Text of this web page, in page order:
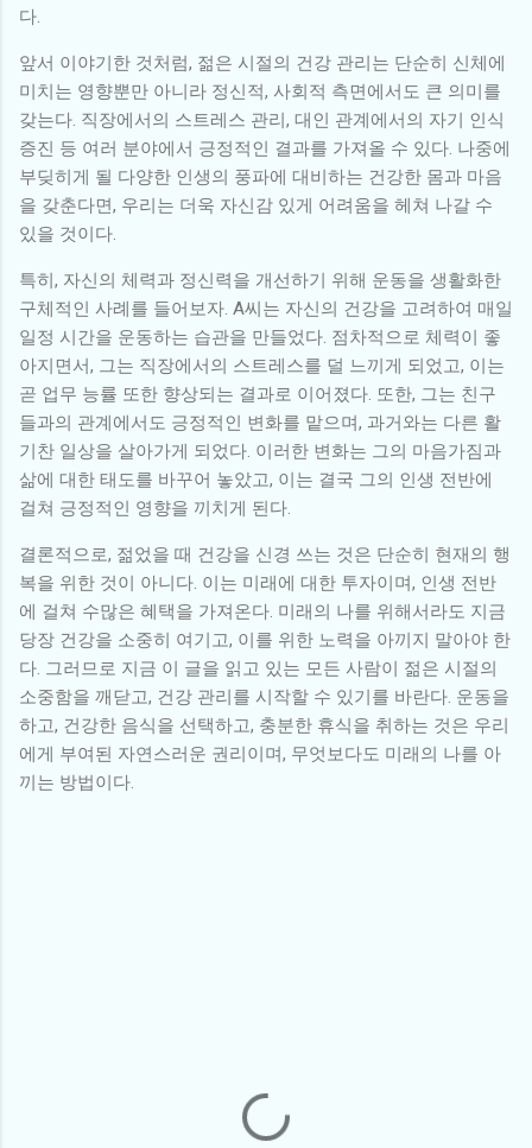
다.
앞서 이야기한 것처럼, 젊은 시절의 건강 관리는 단순히 신체에
미치는 영향뿐만 아니라 정신적, 사회적 측면에서도 큰 의미를
갖는다. 직장에서의 스트레스 관리, 대인 관계에서의 자기 인식
증진 등 여러 분야에서 긍정적인 결과를 가져올 수 있다. 나중에
부딪히게 될 다양한 인생의 풍파에 대비하는 건강한 몸과 마음
을 갖춘다면, 우리는 더욱 자신감 있게 어려움을 헤쳐 나갈 수
있을 것이다.
특히, 자신의 체력과 정신력을 개선하기 위해 운동을 생활화한
구체적인 사례를 들어보자. A씨는 자신의 건강을 고려하여 매일
일정 시간을 운동하는 습관을 만들었다. 점차적으로 체력이 좋
아지면서, 그는 직장에서의 스트레스를 덜 느끼게 되었고, 이는
곧 업무 능률 또한 향상되는 결과로 이어졌다. 또한, 그는 친구
들과의 관계에서도 긍정적인 변화를 맡으며, 과거와는 다른 활
기찬 일상을 살아가게 되었다. 이러한 변화는 그의 마음가짐과
삶에 대한 태도를 바꾸어 놓았고, 이는 결국 그의 인생 전반에
걸쳐 긍정적인 영향을 끼치게 된다.
결론적으로, 젊었을 때 건강을 신경 쓰는 것은 단순히 현재의 행
복을 위한 것이 아니다. 이는 미래에 대한 투자이며, 인생 전반
에 걸쳐 수많은 혜택을 가져온다. 미래의 나를 위해서라도 지금
당장 건강을 소중히 여기고, 이를 위한 노력을 아끼지 말아야 한
다. 그러므로 지금 이 글을 읽고 있는 모든 사람이 젊은 시절의
소중함을 깨닫고, 건강 관리를 시작할 수 있기를 바란다. 운동을
하고, 건강한 음식을 선택하고, 충분한 휴식을 취하는 것은 우리
에게 부여된 자연스러운 권리이며, 무엇보다도 미래의 나를 아
끼는 방법이다.